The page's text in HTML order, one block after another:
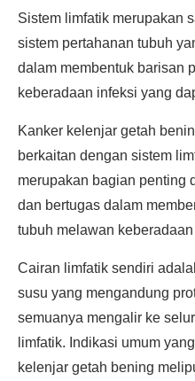
Sistem limfatik merupakan
sistem pertahanan tubuh
dalam membentuk barisan
keberadaan infeksi yang
Kanker kelenjar getah
berkaitan dengan sistem
merupakan bagian penting
dan bertugas dalam
tubuh melawan
Cairan limfatik sendiri
susu yang mengandung
semuanya mengalir ke
limfatik. Indikasi umum
kelenjar getah bening